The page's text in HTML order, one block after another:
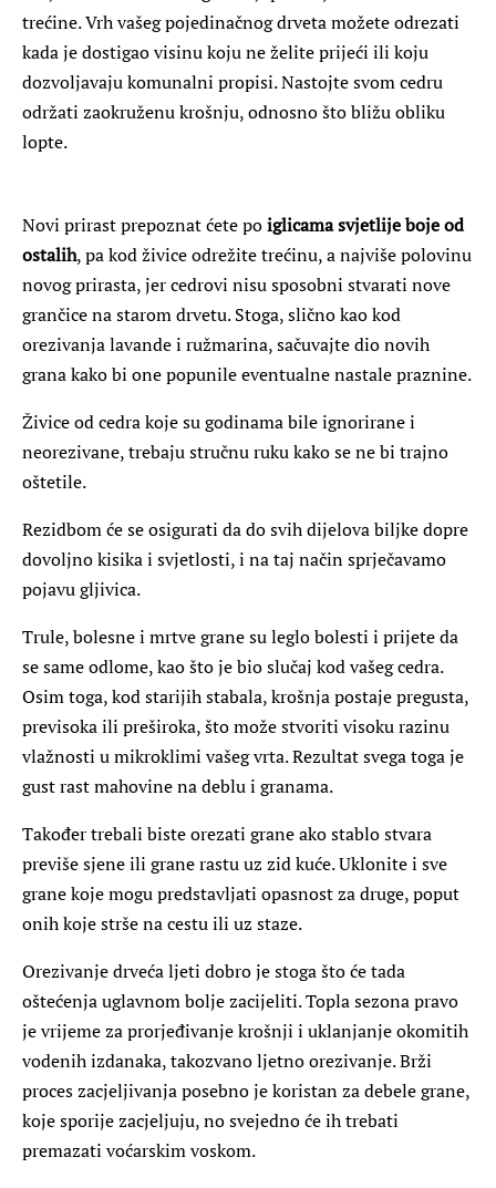
trećine. Vrh vašeg pojedinačnog drveta možete odrezati
kada je dostigao visinu koju ne želite prijeći ili koju
dozvoljavaju komunalni propisi. Nastojte svom cedru
održati zaokruženu krošnju, odnosno što bližu obliku
lopte.
Novi prirast prepoznat ćete poiglicama svjetlije boje od
ostalih, pa kod živice odrežite trećinu, a najviše polovinu
novog prirasta, jer cedrovi nisu sposobni stvarati nove
grančice na starom drvetu. Stoga, slično kao kod
orezivanja lavande i ružmarina, sačuvajte dio novih
grana kako bi one popunile eventualne nastale praznine.
Živice od cedra koje su godinama bile ignorirane i
neorezivane, trebaju stručnu ruku kako se ne bi trajno
oštetile.
Rezidbom će se osigurati da do svih dijelova biljke dopre
dovoljno kisika i svjetlosti, i na taj način sprječavamo
pojavu gljivica.
Trule, bolesne i mrtve grane su leglo bolesti i prijete da
se same odlome, kao što je bio slučaj kod vašeg cedra.
Osim toga, kod starijih stabala, krošnja postaje pregusta,
previsoka ili preširoka, što može stvoriti visoku razinu
vlažnosti u mikroklimi vašeg vrta. Rezultat svega toga je
gust rast mahovine na deblu i granama.
Također trebali biste orezati grane ako stablo stvara
previše sjene ili grane rastu uz zid kuće. Uklonite i sve
grane koje mogu predstavljati opasnost za druge, poput
onih koje strše na cestu ili uz staze.
Orezivanje drveća ljeti dobro je stoga što će tada
oštećenja uglavnom bolje zacijeliti. Topla sezona pravo
je vrijeme za prorjeđivanje krošnji i uklanjanje okomitih
vodenih izdanaka, takozvano ljetno orezivanje. Brži
proces zacjeljivanja posebno je koristan za debele grane,
koje sporije zacjeljuju, no svejedno će ih trebati
premazati voćarskim voskom.